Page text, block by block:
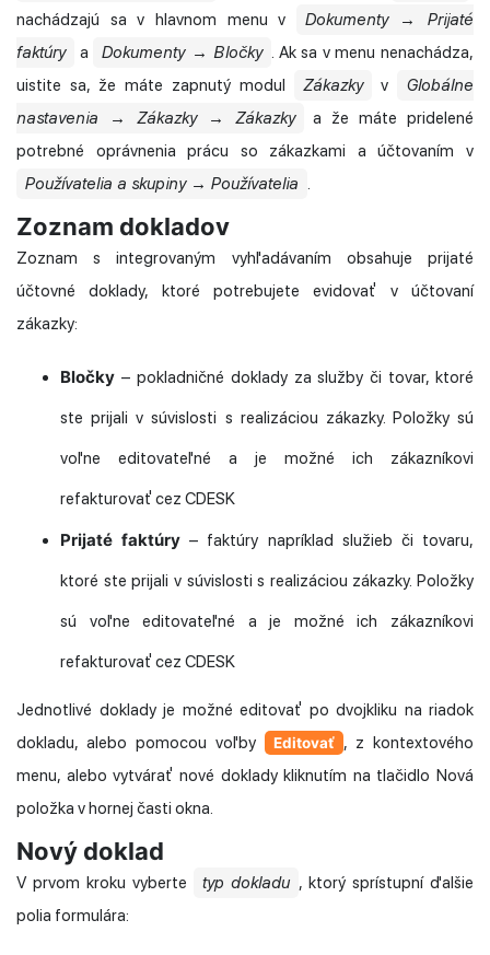
nachádzajú sa v hlavnom menu v
Dokumenty → Prijaté
faktúry
a Dokumenty → Bločky . Ak sa v menu nenachádza,
uistite sa, že máte zapnutý modul
Zákazky v
Globálne
nastavenia → Zákazky → Zákazky
a že máte pridelené
potrebné oprávnenia prácu so zákazkami a účtovaním v
Používatelia a skupiny → Používatelia .
Zoznam dokladov
Zoznam s integrovaným vyhľadávaním obsahuje prijaté
účtovné doklady, ktoré potrebujete evidovať v účtovaní
zákazky:
Bločky – pokladničné doklady za služby či tovar, ktoré
ste prijali v súvislosti s realizáciou zákazky. Položky sú
voľne editovateľné a je možné ich zákazníkovi
refakturovať cez CDESK
Prijaté faktúry – faktúry napríklad služieb či tovaru,
ktoré ste prijali v súvislosti s realizáciou zákazky. Položky
sú voľne editovateľné a je možné ich zákazníkovi
refakturovať cez CDESK
Jednotlivé doklady je možné editovať po dvojkliku na riadok
dokladu, alebo pomocou voľby
Editovať , z kontextového
menu, alebo vytvárať nové doklady kliknutím na tlačidlo Nová
položka v hornej časti okna.
Nový doklad
V prvom kroku vyberte typ dokladu , ktorý sprístupní ďalšie
polia formulára: